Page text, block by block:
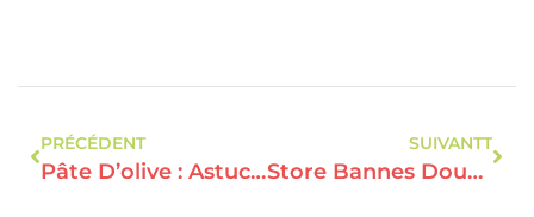
PRÉCÉDENT
Pâte D’olive : Astuces Pour Sublimer Vos Apéritifs Et Salades
SUIVANTT
Store Bannes Double Pente : Le Modèle Manuel Ou Électrique Pour La Terrasse ?